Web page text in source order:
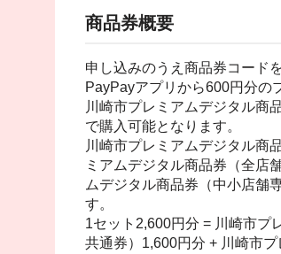
商品券概要
申し込みのうえ商品券コード
PayPayアプリから600円分の
川崎市プレミアムデジタル商
で購入可能となります。
川崎市プレミアムデジタル商
ミアムデジタル商品券（全店
ムデジタル商品券（中小店舗
す。
1セット2,600円分 = 川崎市プ
共通券）1,600円分 + 川崎市